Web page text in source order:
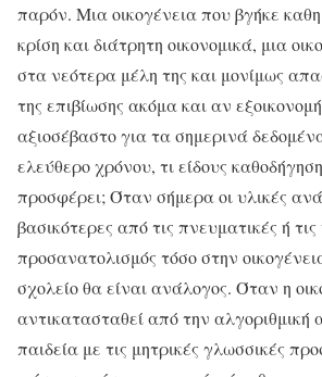
παρόν. Μια οικογένεια που βγήκε
κρίση και διάτρητη οικονομικά, μια
στα νεότερα μέλη της και μονίμως
της επιβίωσης ακόμα και αν
αξιοσέβαστο για τα σημερινά
ελεύθερο χρόνου, τι είδους
προσφέρει; Όταν σήμερα οι υλικές
βασικότερες από τις πνευματικές ή
προσανατολισμός τόσο στην
σχολείο θα είναι ανάλογος. Όταν η
αντικατασταθεί από την αλγοριθμική
παιδεία με τις μητρικές γλωσσικές